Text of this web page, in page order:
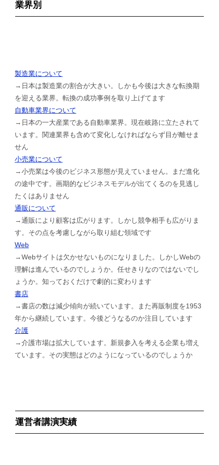
業界別
製造業について
→日本は製造業の割合が大きい。しかも今後は大きな転換期
を迎える業界。転換の成功事例を取り上げてます
自動車業界について
→日本の一大産業である自動車業界。現在岐路に立たされて
います。関連業界も含めて変化しなければならず目が離せま
せん
小売業について
→小売業は今後のビジネス形態が見えていません。まだ進化
の途中です。画期的なビジネスモデルが出てくるのを見逃し
たくはありません
通販について
→通販により顧客は広がります。しかし競争相手も広がりま
す。その点を考慮しながら取り組む領域です
Web
→Webサイトは欠かせないものになりました。しかしWebの
理解は進んでいるのでしょうか。任せきりなのではないでし
ょうか。知っておくだけで劇的に変わります
書店
→書店の数は減少傾向が続いています。また再販制度を1953
年から継続しています。今後どうなるのか注目しています
介護
→介護市場は拡大しています。新規参入を考える企業も増え
ています。その実態はどのようになっているのでしょうか
運営者講演実績